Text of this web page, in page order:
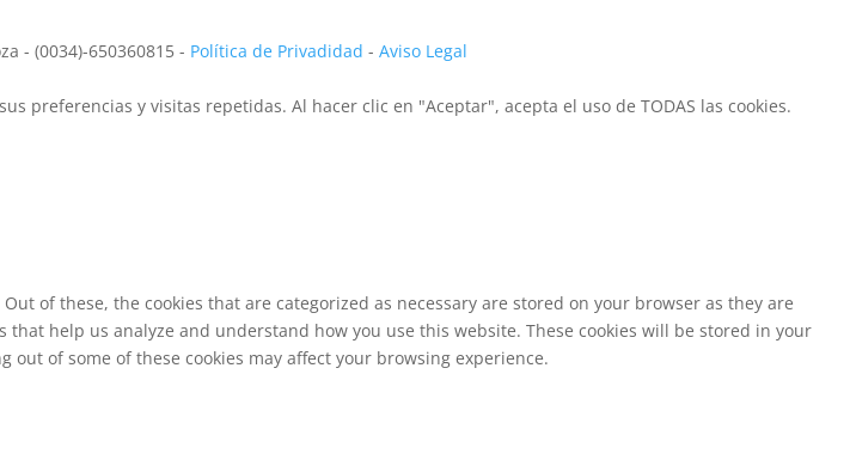
- (0034)-650360815 - Política de Privadidad -Aviso Legal
preferencias y visitas repetidas. Al hacer clic en "Aceptar", acepta el uso de TODAS las cookies.
of these, the cookies that are categorized as necessary are stored on your browser as they are
help us analyze and understand how you use this website. These cookies will be stored in your
of some of these cookies may affect your browsing experience.